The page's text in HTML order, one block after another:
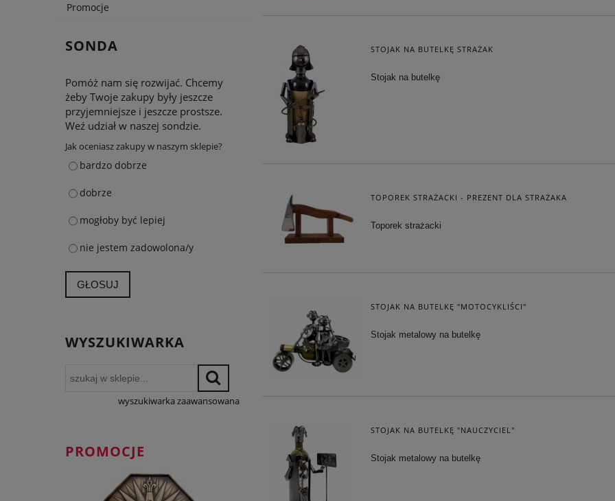
Promocje
SONDA
Pomóż nam się rozwijać. Chcemy
żeby Twoje zakupy były jeszcze
przyjemniejsze i jeszcze prostsze.
Weź udział w naszej sondzie.
Jak oceniasz zakupy w naszym sklepie?
bardzo dobrze
dobrze
mogłoby być lepiej
nie jestem zadowolona/y
GŁOSUJ
WYSZUKIWARKA
wyszukiwarka zaawansowana
PROMOCJE
STOJAK NA BUTELKĘ STRAŻAK
Stojak na butelkę
TOPOREK STRAŻACKI - PREZENT DLA STRAŻAKA
Toporek strażacki
STOJAK NA BUTELKĘ "MOTOCYKLIŚCI"
Stojak metalowy na butelkę
STOJAK NA BUTELKĘ "NAUCZYCIEL"
Stojak metalowy na butelkę